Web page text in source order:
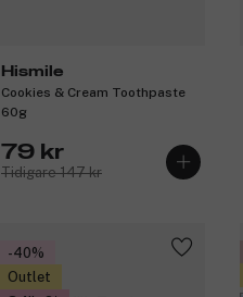
Hismile
Cookies & Cream Toothpaste
60g
79 kr
Tidigare 147 kr
-40%
Outlet